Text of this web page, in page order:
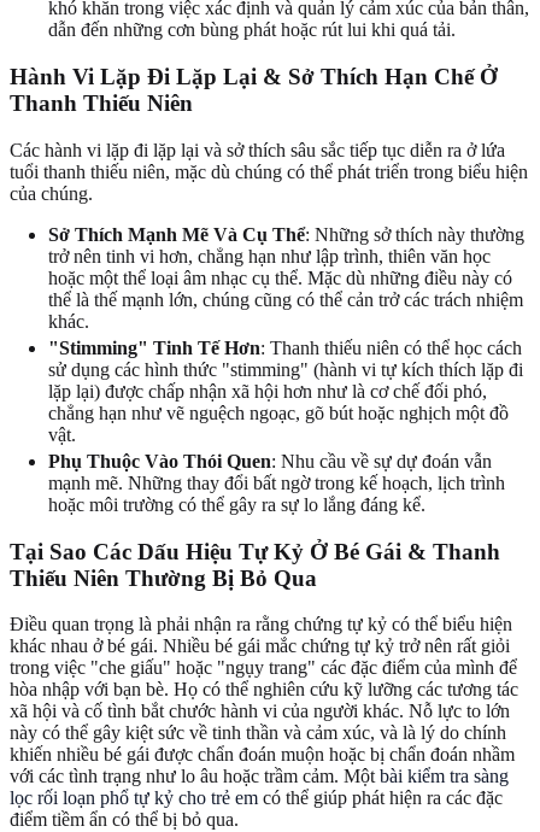
khó khăn trong việc xác định và quản lý cảm xúc của bản thân,
dẫn đến những cơn bùng phát hoặc rút lui khi quá tải.
Hành Vi Lặp Đi Lặp Lại & Sở Thích Hạn Chế Ở
Thanh Thiếu Niên
Các hành vi lặp đi lặp lại và sở thích sâu sắc tiếp tục diễn ra ở lứa
tuổi thanh thiếu niên, mặc dù chúng có thể phát triển trong biểu hiện
của chúng.
Sở Thích Mạnh Mẽ Và Cụ Thể: Những sở thích này thường
trở nên tinh vi hơn, chẳng hạn như lập trình, thiên văn học
hoặc một thể loại âm nhạc cụ thể. Mặc dù những điều này có
thể là thế mạnh lớn, chúng cũng có thể cản trở các trách nhiệm
khác.
"Stimming" Tinh Tế Hơn: Thanh thiếu niên có thể học cách
sử dụng các hình thức "stimming" (hành vi tự kích thích lặp đi
lặp lại) được chấp nhận xã hội hơn như là cơ chế đối phó,
chẳng hạn như vẽ nguệch ngoạc, gõ bút hoặc nghịch một đồ
vật.
Phụ Thuộc Vào Thói Quen: Nhu cầu về sự dự đoán vẫn
mạnh mẽ. Những thay đổi bất ngờ trong kế hoạch, lịch trình
hoặc môi trường có thể gây ra sự lo lắng đáng kể.
Tại Sao Các Dấu Hiệu Tự Kỷ Ở Bé Gái & Thanh
Thiếu Niên Thường Bị Bỏ Qua
Điều quan trọng là phải nhận ra rằng chứng tự kỷ có thể biểu hiện
khác nhau ở bé gái. Nhiều bé gái mắc chứng tự kỷ trở nên rất giỏi
trong việc "che giấu" hoặc "ngụy trang" các đặc điểm của mình để
hòa nhập với bạn bè. Họ có thể nghiên cứu kỹ lưỡng các tương tác
xã hội và cố tình bắt chước hành vi của người khác. Nỗ lực to lớn
này có thể gây kiệt sức về tinh thần và cảm xúc, và là lý do chính
khiến nhiều bé gái được chẩn đoán muộn hoặc bị chẩn đoán nhầm
với các tình trạng như lo âu hoặc trầm cảm. Một bài kiểm tra sàng
lọc rối loạn phổ tự kỷ cho trẻ em có thể giúp phát hiện ra các đặc
điểm tiềm ẩn có thể bị bỏ qua.